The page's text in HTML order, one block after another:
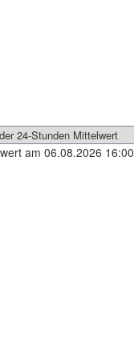
am 06.08.2026 16:00